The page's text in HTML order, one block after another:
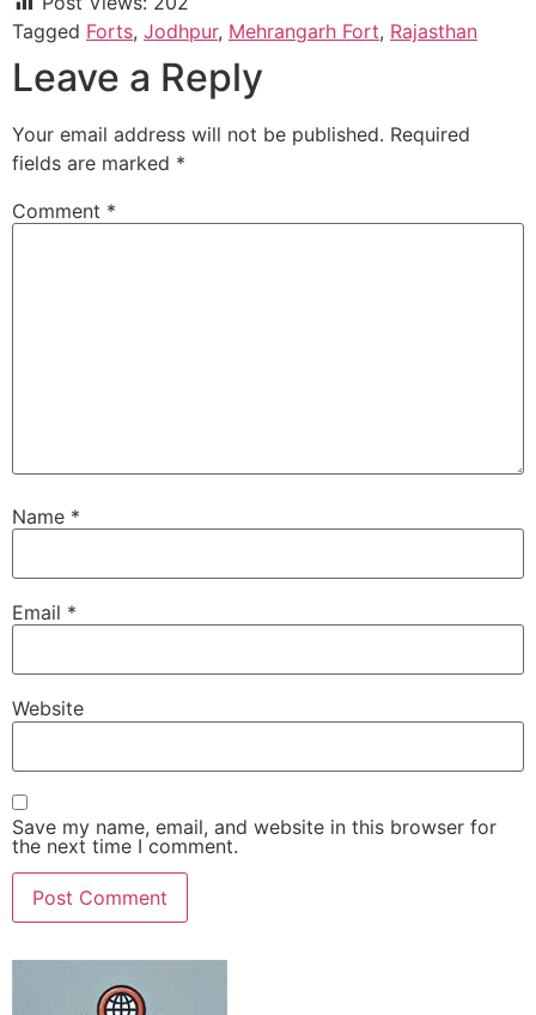
Tagged Forts, Jodhpur, Mehrangarh Fort, Rajasthan
Leave a Reply
Your email address will not be published. Required
fields are marked *
Comment *
Name *
Email *
Website
Save my name, email, and website in this browser for
the next time I comment.